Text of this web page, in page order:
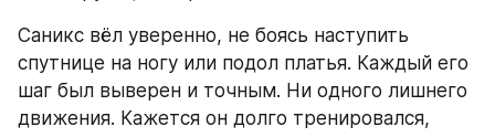
Саникс вёл уверенно, не боясь наступить
спутнице на ногу или подол платья. Каждый его
шаг был выверен и точным. Ни одного лишнего
движения. Кажется он долго тренировался,